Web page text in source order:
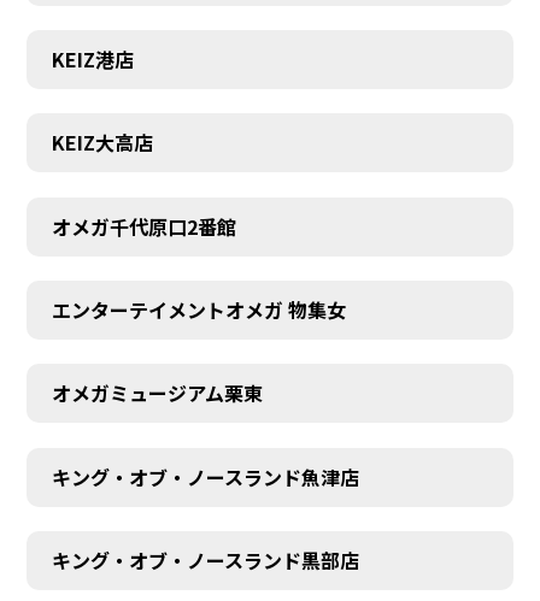
KEIZ港店
KEIZ大高店
オメガ千代原口2番館
エンターテイメントオメガ 物集女
オメガミュージアム栗東
キング・オブ・ノースランド魚津店
キング・オブ・ノースランド黒部店